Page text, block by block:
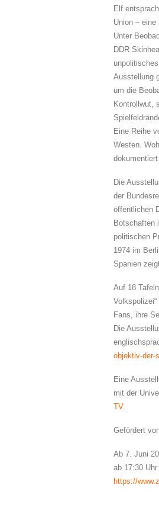
Elf
Union –
Unter
DDR
Ausstellung
um die
Kontrollwut,
Eine Reihe
Westen.
Die
der
öffentlichen
Botschaften
politischen
1974 im
Spanien
Auf 18
Fans, ihre
Die
objektiv-der-
Eine
mit der
TV.
Gefördert
Ab 7. Juni
ab 17:30
https://